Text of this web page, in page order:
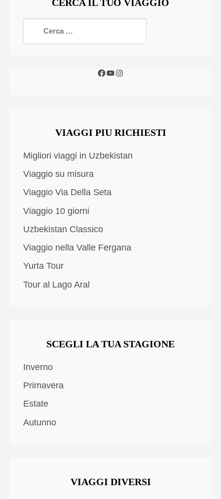
CERCA IL TUO VIAGGIO
VIAGGI PIU RICHIESTI
Migliori viaggi in Uzbekistan
Viaggio su misura
Viaggio Via Della Seta
Viaggio 10 giorni
Uzbekistan Classico
Viaggio nella Valle Fergana
Yurta Tour
Tour al Lago Aral
SCEGLI LA TUA STAGIONE
Inverno
Primavera
Estate
Autunno
VIAGGI DIVERSI